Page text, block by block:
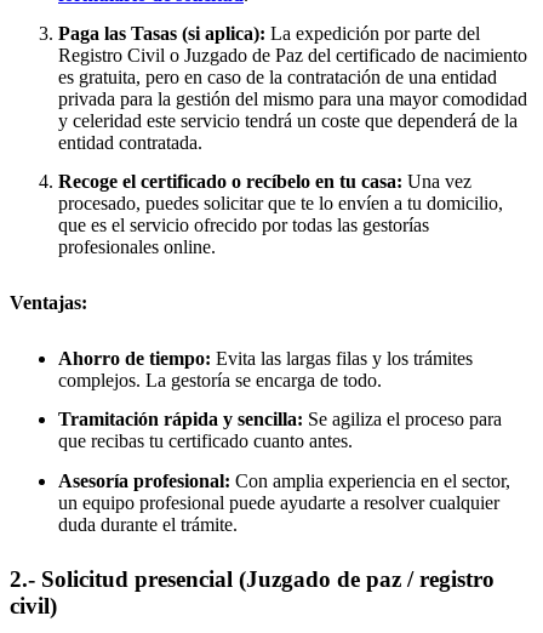
Paga las Tasas (si aplica): La expedición por parte del
Registro Civil o Juzgado de Paz del certificado de nacimiento
es gratuita, pero en caso de la contratación de una entidad
privada para la gestión del mismo para una mayor comodidad
y celeridad este servicio tendrá un coste que dependerá de la
entidad contratada.
Recoge el certificado o recíbelo en tu casa: Una vez
procesado, puedes solicitar que te lo envíen a tu domicilio,
que es el servicio ofrecido por todas las gestorías
profesionales online.
Ventajas:
Ahorro de tiempo: Evita las largas filas y los trámites
complejos. La gestoría se encarga de todo.
Tramitación rápida y sencilla: Se agiliza el proceso para
que recibas tu certificado cuanto antes.
Asesoría profesional: Con amplia experiencia en el sector,
un equipo profesional puede ayudarte a resolver cualquier
duda durante el trámite.
2.- Solicitud presencial (Juzgado de paz / registro
civil)